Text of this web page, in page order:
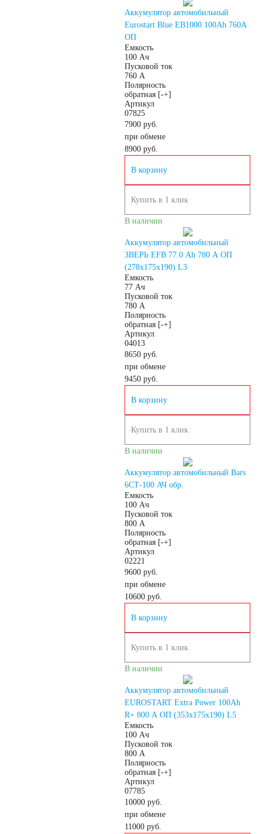
По стране изготовления:
Турция
США
Иран
По стране авто (Родина
Американские авто
Европейские авто
Аккумулятор автомобильный
Eurostart Blue EB1000 100Ah 760A
ОП
Емкость
100 Ач
Пусковой ток
760 А
Полярность
обратная [-+]
Артикул
07825
7900 руб.
при обмене
8900 руб.
В корзину
Купить в 1 клик
В наличии
Аккумулятор автомобильный
ЗВЕРЬ EFB 77.0 Ah 780 А ОП
(278x175x190) L3
Емкость
77 Ач
Пусковой ток
780 А
Полярность
обратная [-+]
Артикул
04013
8650 руб.
при обмене
9450 руб.
В корзину
Купить в 1 клик
В наличии
Аккумулятор автомобильный Bars
6СТ-100 АЧ обр.
Емкость
100 Ач
Пусковой ток
800 А
Полярность
обратная [-+]
Артикул
02221
9600 руб.
при обмене
10600 руб.
В корзину
Купить в 1 клик
В наличии
Аккумулятор автомобильный
EUROSTART Extra Power 100Ah
R+ 800 A ОП (353x175x190) L5
Емкость
100 Ач
Пусковой ток
800 А
Полярность
обратная [-+]
Артикул
07785
10000 руб.
при обмене
11000 руб.